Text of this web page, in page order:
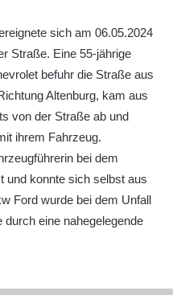
sich am 06.05.2024
Straße. Eine 55-jährige
befuhr die Straße aus
Altenburg, kam aus
von der Straße ab und
ihrem Fahrzeug.
bei dem
und konnte sich selbst aus
Ford wurde bei dem Unfall
eine nahegelegende